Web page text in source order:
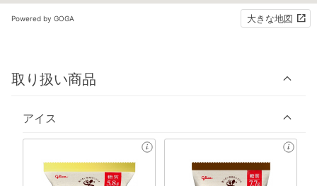
Powered by GOGA 大きな地図
取り扱い商品
アイス